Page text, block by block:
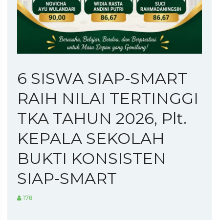
6 SISWA SIAP-SMART
RAIH NILAI TERTINGGI
TKA TAHUN 2026, Plt.
KEPALA SEKOLAH
BUKTI KONSISTEN
SIAP-SMART
178